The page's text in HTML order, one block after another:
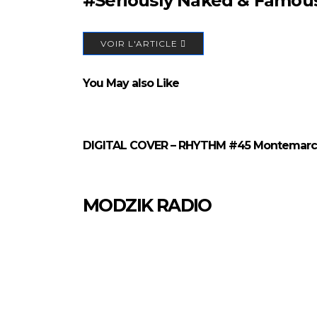
VOIR L'ARTICLE
You May also Like
DIGITAL COVER – RHYTHM #45
MODZIK RADIO